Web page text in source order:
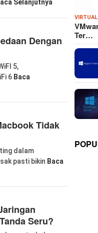
Selanjutnya
Dengan
5,
6 Baca
Tidak
dalam
pasti bikin Baca
Seru?
VIRTUAL
Ter…